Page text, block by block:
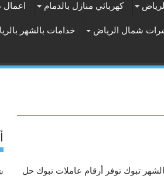
كهربائي منازل بالدمام اعمال
شمال الرياض خدامات بالشهر
تبوك توفر أرقام عاملات تبوك حل